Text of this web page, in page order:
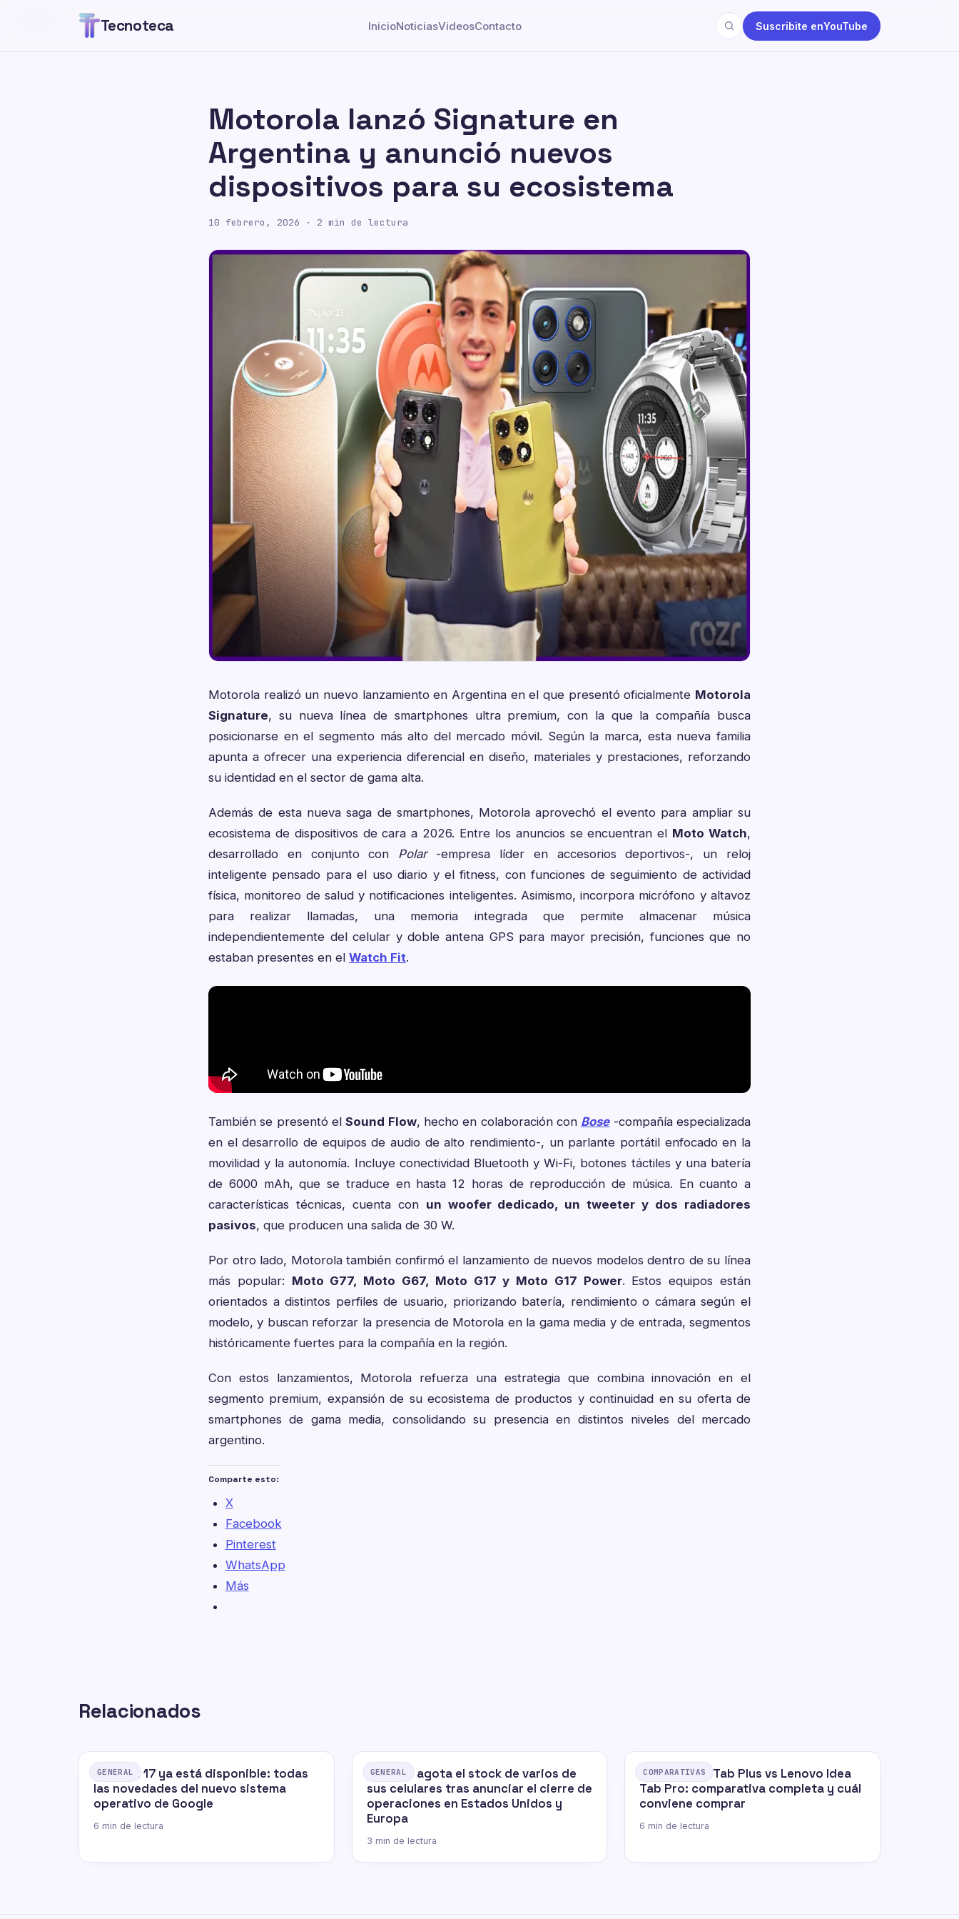
Tecnoteca InicioNoticiasVideosContacto Suscribite enYouTube
Motorola lanzó Signature en
Argentina y anunció nuevos
dispositivos para su ecosistema
10 febrero, 2026 · 2 min de lectura
Motorola realizó un nuevo lanzamiento en Argentina en el que presentó oficialmente Motorola
Signature, su nueva línea de smartphones ultra premium, con la que la compañía busca
posicionarse en el segmento más alto del mercado móvil. Según la marca, esta nueva familia
apunta a ofrecer una experiencia diferencial en diseño, materiales y prestaciones, reforzando
su identidad en el sector de gama alta.
Además de esta nueva saga de smartphones, Motorola aprovechó el evento para ampliar su
ecosistema de dispositivos de cara a 2026. Entre los anuncios se encuentran el Moto Watch,
desarrollado en conjunto con Polar-empresa líder en accesorios deportivos-, un reloj
inteligente pensado para el uso diario y el fitness, con funciones de seguimiento de actividad
física, monitoreo de salud y notificaciones inteligentes. Asimismo, incorpora micrófono y altavoz
para realizar llamadas, una memoria integrada que permite almacenar música
independientemente del celular y doble antena GPS para mayor precisión, funciones que no
estaban presentes en el Watch Fit.
También se presentó elSound Flow, hecho en colaboración con Bose-compañía especializada
en el desarrollo de equipos de audio de alto rendimiento-, un parlante portátil enfocado en la
movilidad y la autonomía. Incluye conectividad Bluetooth y Wi-Fi, botones táctiles y una batería
de 6000 mAh, que se traduce en hasta 12 horas de reproducción de música. En cuanto a
características técnicas, cuenta con un woofer dedicado, un tweeter y dos radiadores
pasivos, que producen una salida de 30 W.
Por otro lado, Motorola también confirmó el lanzamiento de nuevos modelos dentro de su línea
más popular: Moto G77, Moto G67, Moto G17 y Moto G17 Power. Estos equipos están
orientados a distintos perfiles de usuario, priorizando batería, rendimiento o cámara según el
modelo, y buscan reforzar la presencia de Motorola en la gama media y de entrada, segmentos
históricamente fuertes para la compañía en la región.
Con estos lanzamientos, Motorola refuerza una estrategia que combina innovación en el
segmento premium, expansión de su ecosistema de productos y continuidad en su oferta de
smartphones de gama media, consolidando su presencia en distintos niveles del mercado
argentino.
Comparte esto:
X
Facebook
Pinterest
WhatsApp
Más
Relacionados
GENERAL
Android 17 ya está disponible: todas
las novedades del nuevo sistema
operativo de Google
6 min de lectura
GENERAL
OnePlus agota el stock de varios de
sus celulares tras anunciar el cierre de
operaciones en Estados Unidos y
Europa
3 min de lectura
COMPARATIVAS
Lenovo Idea Tab Plus vs Lenovo Idea
Tab Pro: comparativa completa y cuál
conviene comprar
6 min de lectura